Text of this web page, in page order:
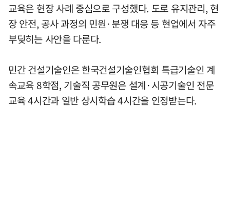
교육은 현장 사례 중심으로 구성했다. 도로 유지관리, 현
장 안전, 공사 과정의 민원·분쟁 대응 등 현업에서 자주
부딪히는 사안을 다룬다.
민간 건설기술인은 한국건설기술인협회 특급기술인 계
속교육 8학점, 기술직 공무원은 설계·시공기술인 전문
교육 4시간과 일반 상시학습 4시간을 인정받는다.